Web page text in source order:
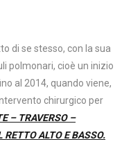
di se stesso, con la sua
polmonari, cioè un inizio
al 2014, quando viene,
chirurgico per
– TRAVERSO –
RETTO ALTO E BASSO.